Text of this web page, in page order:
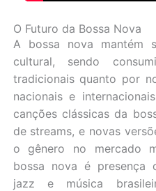
O Futuro da Bossa Nova
A bossa nova mantém
cultural, sendo
tradicionais quanto por
nacionais e
canções clássicas da
de streams, e novas
o gênero no mercado
bossa nova é presença
jazz e música